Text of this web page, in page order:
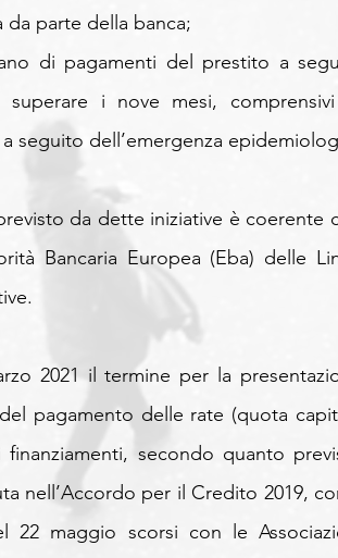
da parte della banca;
di pagamenti del prestito a
superare i nove mesi,
seguito dell’emergenza
da dette iniziative è coerente
Bancaria Europea (Eba) delle
2021 il termine per la
pagamento delle rate (quota
secondo quanto
nell’Accordo per il Credito 2019,
maggio scorsi con le